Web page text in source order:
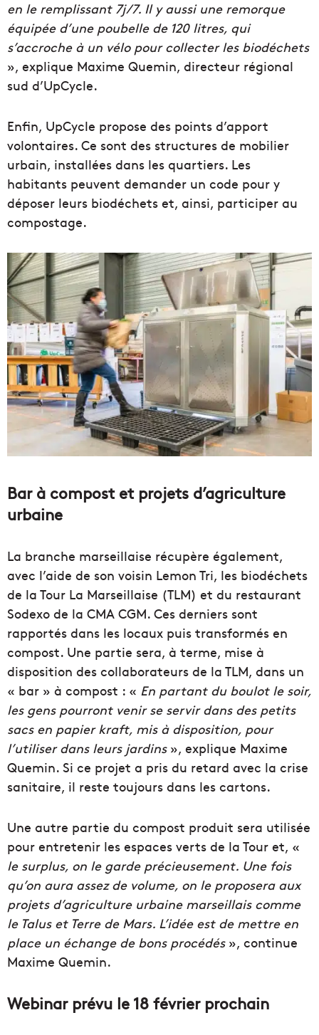
en le remplissant 7j/7. Il y aussi une remorque
équipée d’une poubelle de 120 litres, qui
s’accroche à un vélo pour collecter les biodéchets
», explique Maxime Quemin, directeur régional
sud d’UpCycle.
Enfin, UpCycle propose des points d’apport
volontaires. Ce sont des structures de mobilier
urbain, installées dans les quartiers. Les
habitants peuvent demander un code pour y
déposer leurs biodéchets et, ainsi, participer au
compostage.
Bar à compost et projets d’agriculture
urbaine
La branche marseillaise récupère également,
avec l’aide de son voisin Lemon Tri, les biodéchets
de la Tour La Marseillaise (TLM) et du restaurant
Sodexo de la CMA CGM. Ces derniers sont
rapportés dans les locaux puis transformés en
compost. Une partie sera, à terme, mise à
disposition des collaborateurs de la TLM, dans un
« bar » à compost : « En partant du boulot le soir,
les gens pourront venir se servir dans des petits
sacs en papier kraft, mis à disposition, pour
l’utiliser dans leurs jardins», explique Maxime
Quemin. Si ce projet a pris du retard avec la crise
sanitaire, il reste toujours dans les cartons.
Une autre partie du compost produit sera utilisée
pour entretenir les espaces verts de la Tour et, «
le surplus, on le garde précieusement. Une fois
qu’on aura assez de volume, on le proposera aux
projets d’agriculture urbaine marseillais comme
le Talus et Terre de Mars. L’idée est de mettre en
place un échange de bons procédés», continue
Maxime Quemin.
Webinar prévu le 18 février prochain